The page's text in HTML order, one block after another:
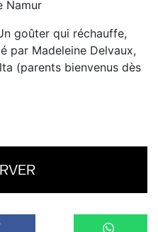
Namur
goûter qui réchauffe,
par Madeleine Delvaux,
(parents bienvenus dès